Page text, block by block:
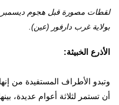
بولاية غرب دارفور (عين).
الأذرع الخبيثة:
وتبدو الأطراف المستفيدة من
أن تستمر لثلاثة أعوام عديدة،